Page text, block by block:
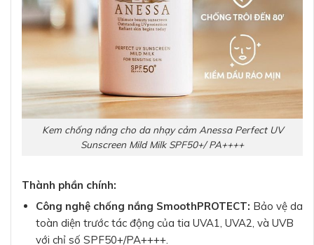
Kem chống nắng cho da nhạy cảm Anessa Perfect UV
Sunscreen Mild Milk SPF50+/ PA++++
Thành phần chính:
Công nghệ chống nắng SmoothPROTECT: Bảo vệ da
toàn diện trước tác động của tia UVA1, UVA2, và UVB
với chỉ số SPF50+/PA++++.